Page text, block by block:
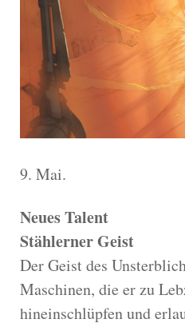
9. Mai.
Neues Talent
Stählerner Geist
Der Geist des
Maschinen, die er zu
hineinschlüpfen und